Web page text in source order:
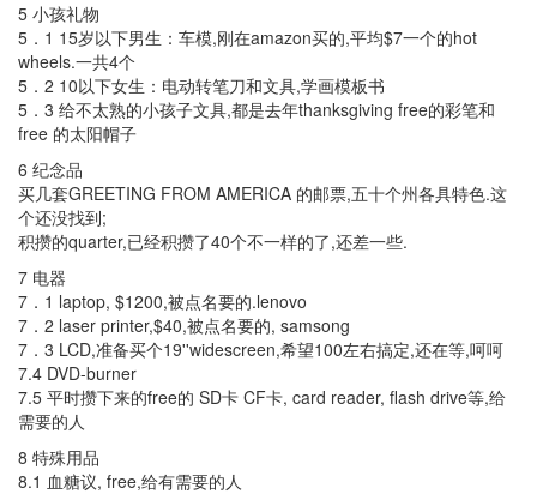
5 小孩礼物
5．1 15岁以下男生：车模,刚在amazon买的,平均$7一个的hot
wheels.一共4个
5．2 10以下女生：电动转笔刀和文具,学画模板书
5．3 给不太熟的小孩子文具,都是去年thanksgiving free的彩笔和
free 的太阳帽子
6 纪念品
买几套GREETING FROM AMERICA 的邮票,五十个州各具特色.这
个还没找到;
积攒的quarter,已经积攒了40个不一样的了,还差一些.
7 电器
7．1 laptop, $1200,被点名要的.lenovo
7．2 laser printer,$40,被点名要的, samsong
7．3 LCD,准备买个19''widescreen,希望100左右搞定,还在等,呵呵
7.4 DVD-burner
7.5 平时攒下来的free的 SD卡 CF卡, card reader, flash drive等,给
需要的人
8 特殊用品
8.1 血糖议, free,给有需要的人